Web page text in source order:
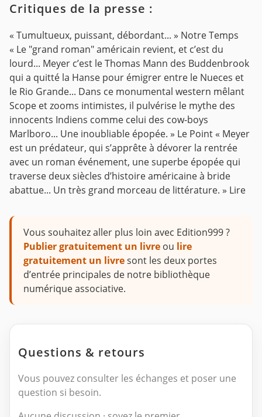
Critiques de la presse :
« Tumultueux, puissant, débordant... » Notre Temps
« Le "grand roman" américain revient, et c’est du
lourd... Meyer c’est le Thomas Mann des Buddenbrook
qui a quitté la Hanse pour émigrer entre le Nueces et
le Rio Grande... Dans ce monumental western mêlant
Scope et zooms intimistes, il pulvérise le mythe des
innocents Indiens comme celui des cow-boys
Marlboro... Une inoubliable épopée. » Le Point « Meyer
est un prédateur, qui s’apprête à dévorer la rentrée
avec un roman événement, une superbe épopée qui
traverse deux siècles d’histoire américaine à bride
abattue... Un très grand morceau de littérature. » Lire
Vous souhaitez aller plus loin avec Edition999 ?
Publier gratuitement un livre ou lire
gratuitement un livresont les deux portes
d’entrée principales de notre bibliothèque
numérique associative.
Questions & retours
Vous pouvez consulter les échanges et poser une
question si besoin.